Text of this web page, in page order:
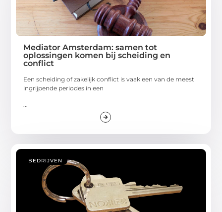
Mediator Amsterdam: samen tot
oplossingen komen bij scheiding en
conflict
Een scheiding of zakelijk conflict is vaak een van de meest
ingrijpende periodes in een
BEDRIJVEN